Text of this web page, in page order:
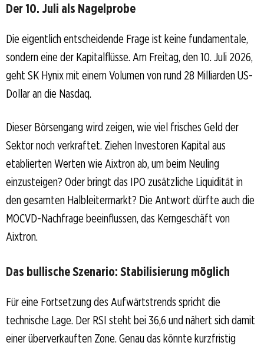
Der 10. Juli als Nagelprobe
Die eigentlich entscheidende Frage ist keine fundamentale,
sondern eine der Kapitalflüsse. Am Freitag, den 10. Juli 2026,
geht SK Hynix mit einem Volumen von rund 28 Milliarden US-
Dollar an die Nasdaq.
Dieser Börsengang wird zeigen, wie viel frisches Geld der
Sektor noch verkraftet. Ziehen Investoren Kapital aus
etablierten Werten wie Aixtron ab, um beim Neuling
einzusteigen? Oder bringt das IPO zusätzliche Liquidität in
den gesamten Halbleitermarkt? Die Antwort dürfte auch die
MOCVD-Nachfrage beeinflussen, das Kerngeschäft von
Aixtron.
Das bullische Szenario: Stabilisierung möglich
Für eine Fortsetzung des Aufwärtstrends spricht die
technische Lage. Der RSI steht bei 36,6 und nähert sich damit
einer überverkauften Zone. Genau das könnte kurzfristig